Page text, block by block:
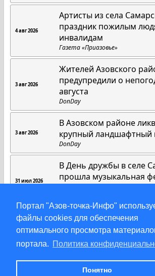
Портал "Азов-точка-Инфо"
файлы cookies для обеспечения
оптимального просмотра
портала. Политика
Понятно
4 авг 2026
Артисты из села
праздник пожилым
инвалидам
Газета «Приазовье»
3 авг 2026
Жителей Азовского
предупредили о
августа
DonDay
3 авг 2026
В Азовском районе
крупный ландшафтный
DonDay
31 июл 2026
В День дружбы в селе
прошла музыкальная
«Дружбы»